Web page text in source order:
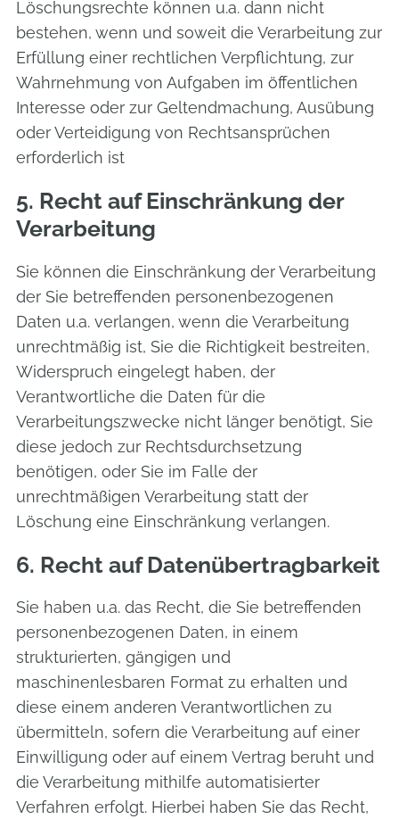
Löschungsrechte können u.a. dann nicht
bestehen, wenn und soweit die Verarbeitung zur
Erfüllung einer rechtlichen Verpflichtung, zur
Wahrnehmung von Aufgaben im öffentlichen
Interesse oder zur Geltendmachung, Ausübung
oder Verteidigung von Rechtsansprüchen
erforderlich ist
5. Recht auf Einschränkung der
Verarbeitung
Sie können die Einschränkung der Verarbeitung
der Sie betreffenden personenbezogenen
Daten u.a. verlangen, wenn die Verarbeitung
unrechtmäßig ist, Sie die Richtigkeit bestreiten,
Widerspruch eingelegt haben, der
Verantwortliche die Daten für die
Verarbeitungszwecke nicht länger benötigt, Sie
diese jedoch zur Rechtsdurchsetzung
benötigen, oder Sie im Falle der
unrechtmäßigen Verarbeitung statt der
Löschung eine Einschränkung verlangen.
6. Recht auf Datenübertragbarkeit
Sie haben u.a. das Recht, die Sie betreffenden
personenbezogenen Daten, in einem
strukturierten, gängigen und
maschinenlesbaren Format zu erhalten und
diese einem anderen Verantwortlichen zu
übermitteln, sofern die Verarbeitung auf einer
Einwilligung oder auf einem Vertrag beruht und
die Verarbeitung mithilfe automatisierter
Verfahren erfolgt. Hierbei haben Sie das Recht,